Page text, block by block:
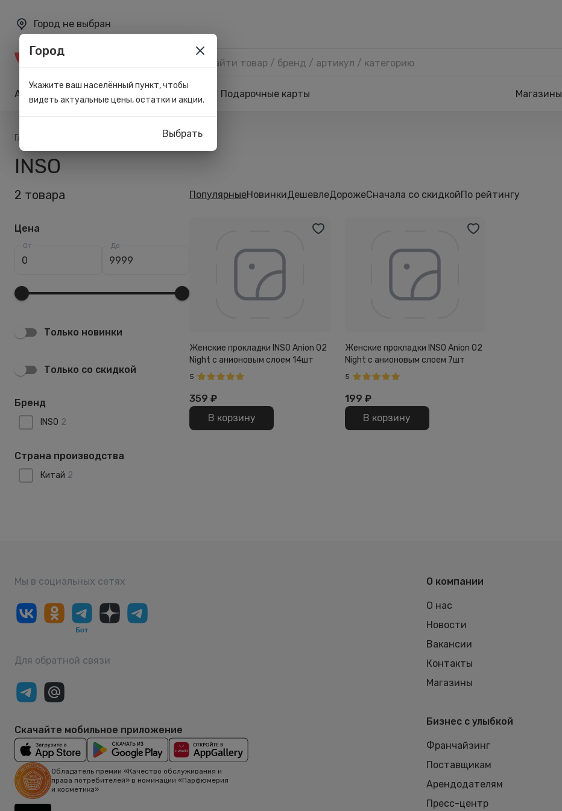
Город не выбран
Акции Карта лояльности Подарочные карты Магазины
Главная INSO
INSO
2 товара
Цена
От До
Только новинки
Только со скидкой
Бренд
INSO 2
Страна производства
Китай 2
ПопулярныеНовинкиДешевлеДорожеСначала со скидкойПо рейтингу
Женские прокладки INSO Anion O2
Night с анионовым слоем 14шт
5
359 ₽
В корзину
Женские прокладки INSO Anion O2
Night с анионовым слоем 7шт
5
199 ₽
В корзину
Мы в социальных сетях
Для обратной связи
Скачайте мобильное приложение
Обладатель премии «Качество обслуживания и
права потребителей» в номинации «Парфюмерия
и косметика»
О компании
О нас
Новости
Вакансии
Контакты
Магазины
Бизнес с улыбкой
Франчайзинг
Поставщикам
Арендодателям
Пресс-центр
Город
Укажите ваш населённый пункт, чтобы
видеть актуальные цены, остатки и акции.
Выбрать